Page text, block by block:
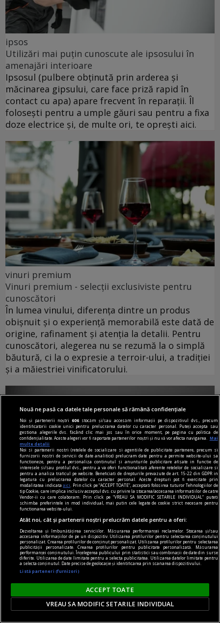
ipsos
Utilizări mai puțin cunoscute ale ipsosului în
amenajări interioare
Ipsosul (pulbere obținută prin arderea și
măcinarea gipsului, care face priză rapid în
contact cu apa) apare frecvent în reparații. Îl
folosești pentru a umple găuri sau pentru a fixa
doze electrice și, de multe ori, te oprești aici.
vinuri premium
Vinuri premium - selecții exclusiviste pentru
cunoscători
În lumea vinului, diferența dintre un produs
obișnuit și o experiență memorabilă este dată de
origine, rafinament și atenția la detalii. Pentru
cunoscători, alegerea nu se rezumă la o simplă
băutură, ci la o expresie a terroir-ului, a tradiției
și a măiestriei vinificatorului.
consum
Cât din ce cumpărăm este necesar și cât este
doar influența trendurilor
Trăim în era consumului. Nu doar de produse, ci
și de informații, de social media, consumăm
noastre și influența exterioară care ne împinge
(sau ne atrage?) spre această tendință
generalizată de a absorbi totul?
Nouă ne pasă ca datele tale personale să rămână confidențiale
Noi și partenerii noștri606 stocăm și/sau accesăm informații pe dispozitivul dvs., precum
identificatorii cookie unici pentru prelucrarea datelor cu caracter personal. Puteți accepta sau
gestiona alegerile dvs. făcând clic mai jos sau în orice moment, pe pagina cu politica de
confidențialitate. Aceste alegeri vor fi raportate partenerilor noștri și nu vă vor afecta navigarea.
Mai
multe detalii
Noi si partenerii nostri (retelele de socializare si agentiile de publicitate partenere, precum si
furnizorii nostri de servicii de date analitice) prelucram date pentru a permite website-ului sa
functioneze, pentru a personaliza continutul si anunturile publicitare afisate in functie de
interesele si/sau profilul dvs., pentru a va oferi functionalitati aferente retelelor de socializare si
pentru a analiza traficul pe website. Beneficiati de drepturile prevazute de art. 15-22 din GDPR in
legatura cu prelucrarea datelor cu caracter personal. Aceste drepturi pot fi exercitate prin
modalitatea indicataaici
. Prin click pe “ACCEPT TOATE”, acceptati folosirea tuturor Tehnologiilor de
tip Cookie, care implica inclusiv acceptul dvs. cu privire la stocarea/accesarea informatiilor de catre
Vendor-ii cu care colaboram. Prin click pe “VREAU SA MODIFIC SETARILE INDIVIDUAL” puteti
schimba preferintele in mod individual, mai putin cele legate de cookie strict necesare pentru
functionarea website-ului.
Atât noi, cât și partenerii noștri prelucrăm datele pentru a oferi:
Dezvoltarea și îmbunătățirea serviciilor. Măsurarea performanței reclamelor. Stocarea și/sau
accesarea informațiilor de pe un dispozitiv. Utilizarea profilurilor pentru selectarea conținutului
personalizat. Crearea profilurilor de conținut personalizat. Utilizarea profilurilor pentru selectarea
publicității personalizate. Crearea profilurilor pentru publicitate personalizată. Măsurarea
performanței conținutului. Înțelegerea publicului prin statistici sau combinații de date din surse
diferite. Utilizarea de date limitate pentru a selecta publicitatea. Utilizarea datelor limitate pentru
a selecta conținutul. Date precise de geolocație și identificarea prin scanarea dispozitivului.
Listă parteneri (furnizori)
ACCEPT TOATE
VREAU SA MODIFIC SETARILE INDIVIDUAL